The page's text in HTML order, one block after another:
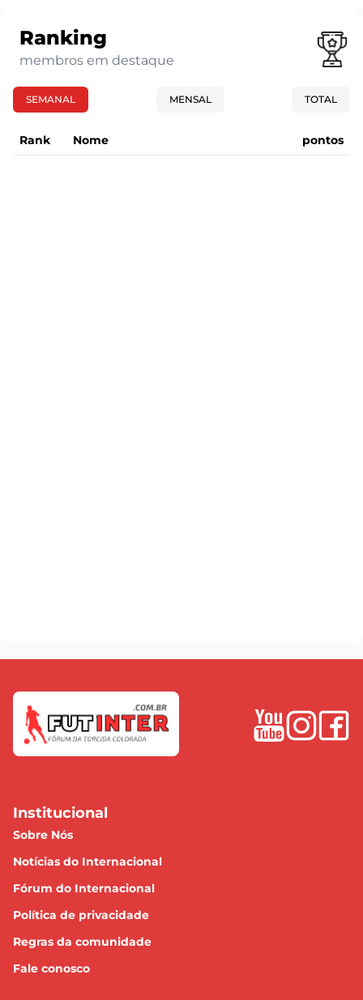
Ranking
membros em destaque
SEMANAL MENSAL TOTAL
Rank Nome pontos
Institucional
Sobre Nós
Notícias do Internacional
Fórum do Internacional
Política de privacidade
Regras da comunidade
Fale conosco